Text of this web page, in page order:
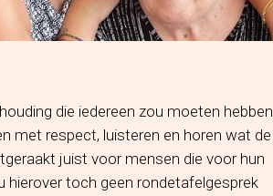
die iedereen zou moeten hebben
met respect, luisteren en horen wat de
juist voor mensen die voor hun
hierover toch geen rondetafelgesprek